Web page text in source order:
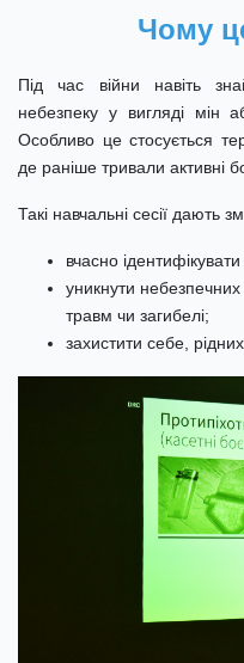
Чому
Під час війни навіть
небезпеку у вигляді мін
Особливо це стосується
де раніше тривали активні
Такі навчальні сесії дають
вчасно ідентифікувати
уникнути
травм чи загибелі;
захистити себе,